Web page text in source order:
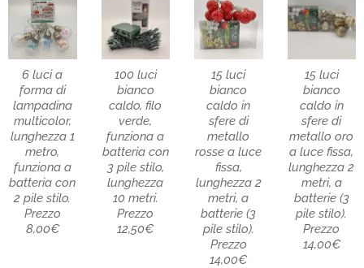
6 luci a
forma di
lampadina
multicolor,
lunghezza 1
metro,
funziona a
batteria con
2 pile stilo.
Prezzo
8,00€
100 luci
bianco
caldo, filo
verde,
funziona a
batteria con
3 pile stilo,
lunghezza
10 metri.
Prezzo
12,50€
15 luci
bianco
caldo in
sfere di
metallo
rosse a luce
fissa,
lunghezza 2
metri, a
batterie (3
pile stilo).
Prezzo
14,00€
15 luci
bianco
caldo in
sfere di
metallo oro
a luce fissa,
lunghezza 2
metri, a
batterie (3
pile stilo).
Prezzo
14,00€